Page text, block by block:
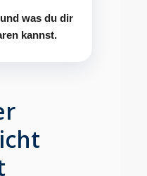
was du dir
kannst.